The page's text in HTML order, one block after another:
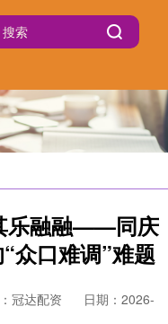
乐融融——同庆
众口难调”难题
冠达配资
日期：2026-